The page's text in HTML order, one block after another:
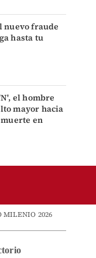
nuevo fraude
hasta tu
el hombre
mayor hacia
en
MILENIO 2026